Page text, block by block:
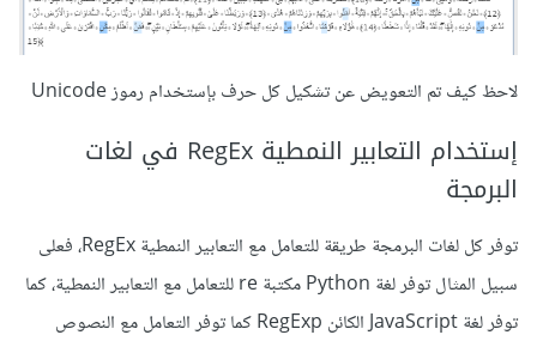
لاحظ كيف تم التعويض عن تشكيل كل حرف بإستخدام رموز Unicode
إستخدام التعابير النمطية RegEx في لغات
البرمجة
توفر كل لغات البرمجة طريقة للتعامل مع التعابير النمطية RegEx، فعلى
سبيل المثال توفر لغة Python مكتبة re للتعامل مع التعابير النمطية، كما
توفر لغة JavaScript الكائن RegExp كما توفر التعامل مع النصوص